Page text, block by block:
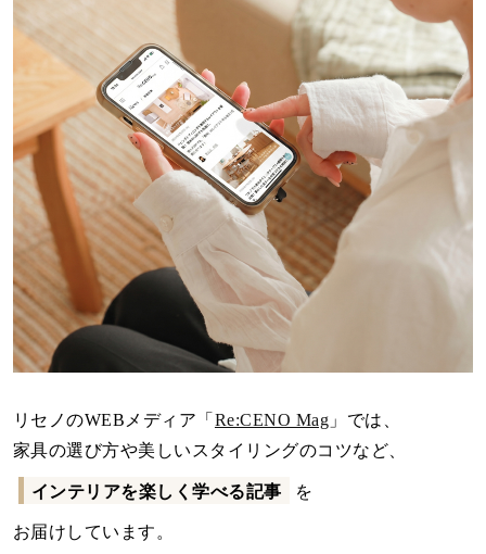
リセノのWEBメディア「 Re:CENO Mag 」では、
家具の選び方や美しいスタイリングのコツなど、
インテリアを楽しく学べる記事 を
お届けしています。